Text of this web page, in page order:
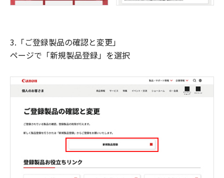
3.「ご登録製品の確認と変更」
ページで「新規製品登録」を選択